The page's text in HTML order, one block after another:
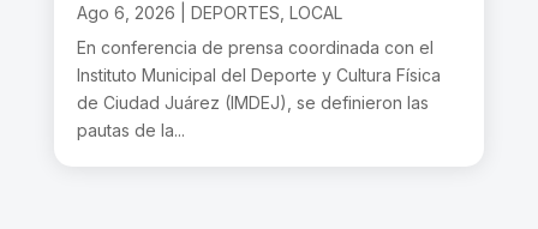
Ago 6, 2026 DEPORTES LOCAL
En conferencia de prensa coordinada con el
Instituto Municipal del Deporte y Cultura Física
de Ciudad Juárez (IMDEJ), se definieron las
pautas de la...